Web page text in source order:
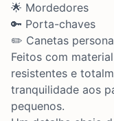
🌟 Mordedores
🔑 Porta-chaves
✏️ Canetas
Feitos com
resistentes e
tranquilidade aos
pequenos.